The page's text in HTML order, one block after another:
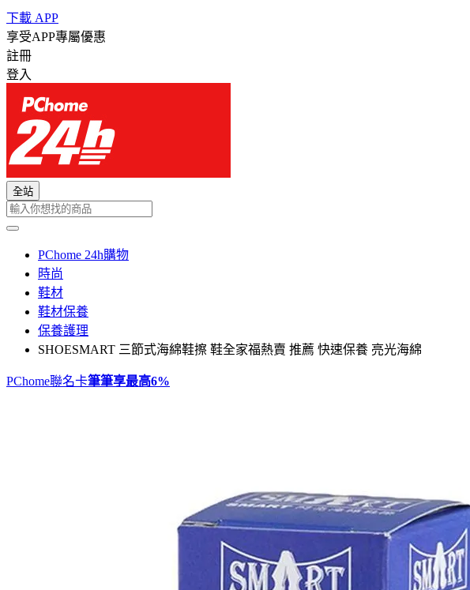
下載 APP
享受APP專屬優惠
註冊
登入
全站
PChome 24h購物
時尚
鞋材
鞋材保養
保養護理
SHOESMART 三節式海綿鞋擦 鞋全家福熱賣 推薦 快速保養 亮光海綿
PChome聯名卡筆筆享最高6%